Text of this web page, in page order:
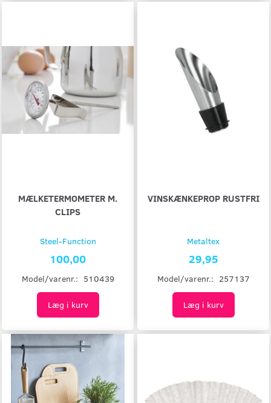
MÆLKETERMOMETER M.
CLIPS
Steel-Function
100,00
Model/varenr.: 510439
Læg i kurv
VINSKÆNKEPROP RUSTFRI
Metaltex
29,95
Model/varenr.: 257137
Læg i kurv